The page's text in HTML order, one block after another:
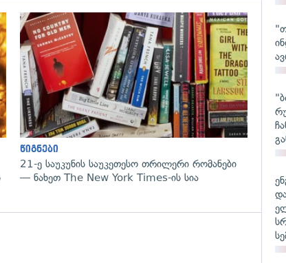
გადახედვა
წიგნები
21-ე საუკუნის საუკეთესო თრილერი რომანები
— ნახეთ The New York Times-ის სია